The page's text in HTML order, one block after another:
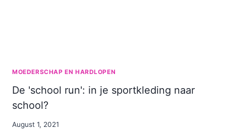
MOEDERSCHAP EN HARDLOPEN
De 'school run': in je sportkleding naar
school?
By
August 1, 2021